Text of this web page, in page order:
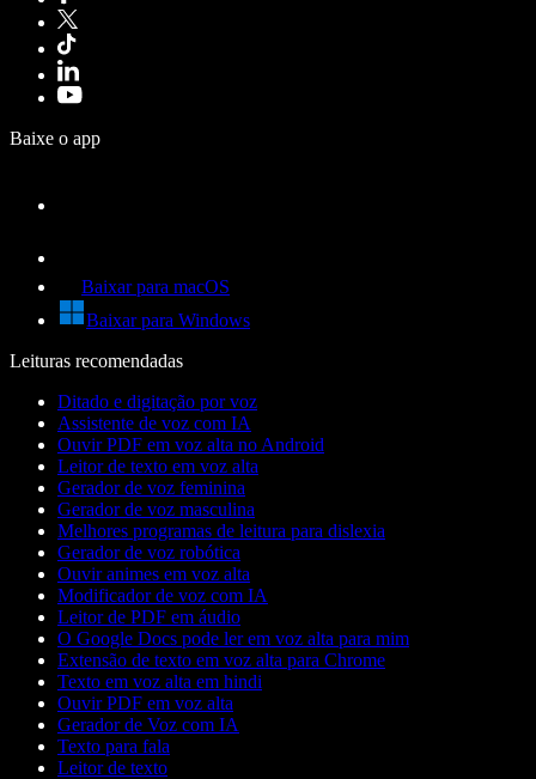
Baixe o app
Baixar para macOS
Baixar para Windows
Leituras recomendadas
Ditado e digitação por voz
Assistente de voz com IA
Ouvir PDF em voz alta no Android
Leitor de texto em voz alta
Gerador de voz feminina
Gerador de voz masculina
Melhores programas de leitura para dislexia
Gerador de voz robótica
Ouvir animes em voz alta
Modificador de voz com IA
Leitor de PDF em áudio
O Google Docs pode ler em voz alta para mim
Extensão de texto em voz alta para Chrome
Texto em voz alta em hindi
Ouvir PDF em voz alta
Gerador de Voz com IA
Texto para fala
Leitor de texto